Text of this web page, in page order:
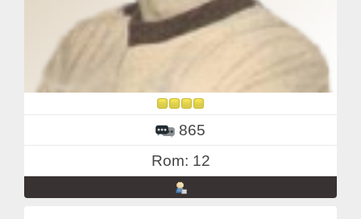
865
Rom: 12